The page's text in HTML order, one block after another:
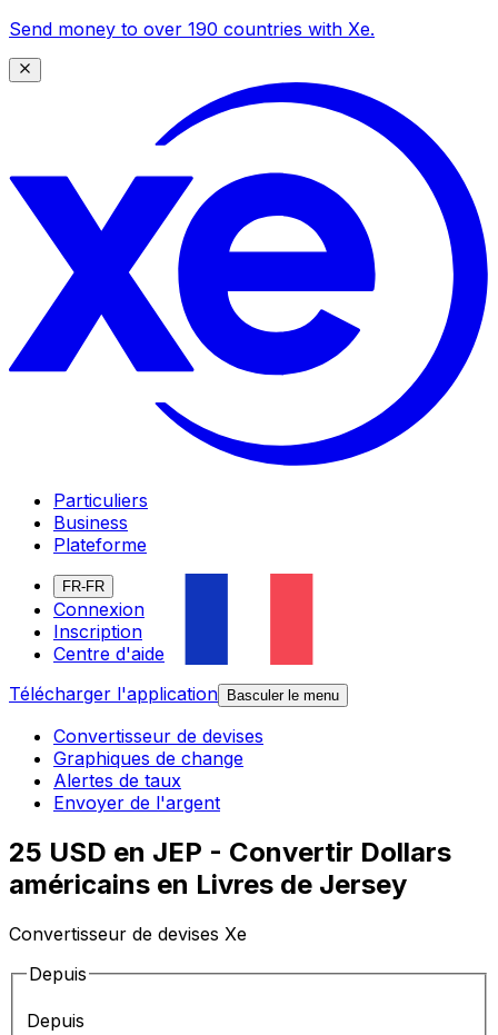
Send money to over 190 countries with Xe.
Particuliers
Business
Plateforme
FR-FR
Connexion
Inscription
Centre d'aide
Télécharger l'application
Basculer le menu
Convertisseur de devises
Graphiques de change
Alertes de taux
Envoyer de l'argent
25 USD en JEP - Convertir Dollars
américains en Livres de Jersey
Convertisseur de devises Xe
Depuis
Depuis